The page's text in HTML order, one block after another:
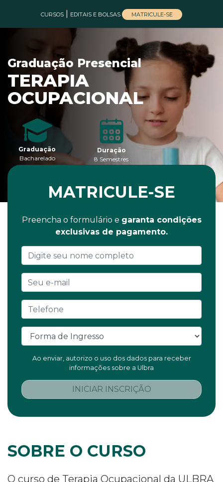
CURSOS EDITAIS E BOLSAS MATRICULE-SE
Graduação Presencial
TERAPIA
OCUPACIONAL
Graduação
Bacharelado
Duração
8 Semestres
MATRICULE-SE
Preencha o formulário e garanta condições
exclusivas de pagamento.
Ao enviar, autorizo o uso dos dados para receber
informações sobre a Ulbra
INICIAR INSCRIÇÃO
SOBRE O CURSO
O curso de Terapia Ocupacional da ULBRA